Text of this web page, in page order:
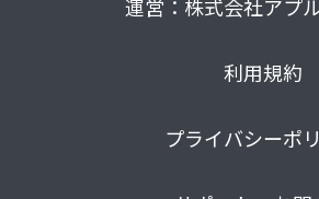
運営：株式会社アプ
利用規約
プライバシーポ